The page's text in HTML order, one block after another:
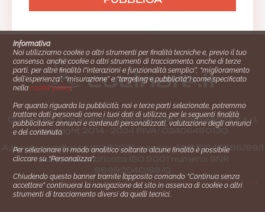
Cucinare.it è un marchio commerciale di Impiego24.it s.r.l.
copyright 2014 - 2024 P.IVA: 03406490130
Azienda certiﬁcata ISO 27001 numero: SNR 73140386/89/I
- Azienda certiﬁcata ISO 9001 numero: SNR
Gestione consensi e categorie merceologiche marketing
Informativa
Noi utilizziamo cookie o altri strumenti per finalità tecniche e, previo il tuo
consenso, anche cookie o altri strumenti di tracciamento, anche di terze
parti, per altre finalità (“interazioni e funzionalità semplici”, “miglioramento
dell'esperienza”, “misurazione” e “targeting e pubblicità”) come specificato
nellacookie policy.
Per quanto riguarda la pubblicità, noi e terze parti selezionate, potremmo
trattare dati personali come i tuoi dati di utilizzo, per le seguenti finalità
pubblicitarie: annunci e contenuti personalizzati, valutazione degli annunci
e del contenuto.
Per selezionare in modo analitico soltanto alcune finalità è possibile
cliccare su “Personalizza”.
Chiudendo questo banner tramite l’apposito comando “Continua senza
accettare” continuerai la navigazione del sito in assenza di cookie o altri
strumenti di tracciamento diversi da quelli tecnici.